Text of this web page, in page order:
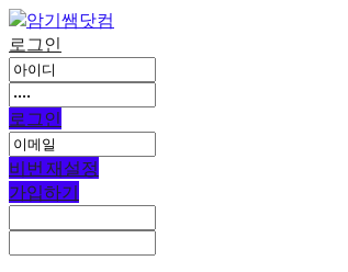
로그인
로그인
비번 재설정
가입하기